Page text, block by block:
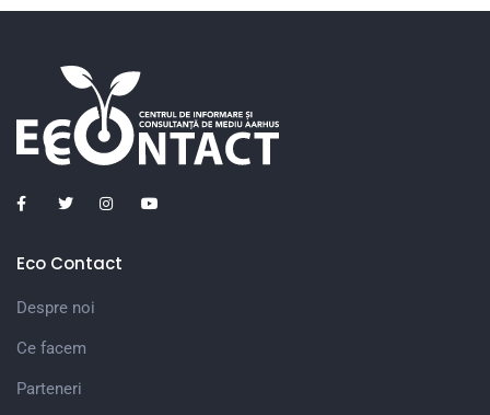
Eco Contact
Despre noi
Ce facem
Parteneri